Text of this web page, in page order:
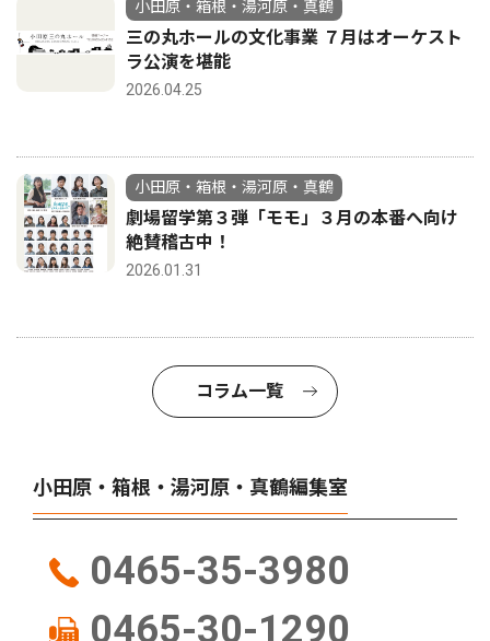
小田原・箱根・湯河原・真鶴
三の丸ホールの文化事業 ７月はオーケスト
ラ公演を堪能
2026.04.25
小田原・箱根・湯河原・真鶴
劇場留学第３弾「モモ」３月の本番へ向け
絶賛稽古中！
2026.01.31
コラム一覧
小田原・箱根・湯河原・真鶴編集室
0465-35-3980
0465-30-1290